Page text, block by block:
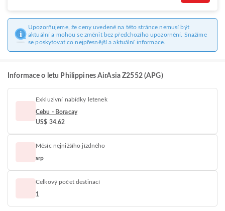
Upozorňujeme, že ceny uvedené na této stránce nemusí být
aktuální a mohou se změnit bez předchozího upozornění. Snažíme
se poskytovat co nejpřesnější a aktuální informace.
Informace o letu Philippines AirAsia Z2552 (APG)
Exkluzivní nabídky letenek
Cebu - Boracay
US$ 34.62
Měsíc nejnižšího jízdného
srp
Celkový počet destinací
1